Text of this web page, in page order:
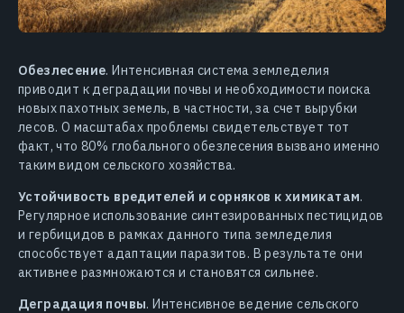
Обезлесение. Интенсивная система земледелия
приводит к деградации почвы и необходимости поиска
новых пахотных земель, в частности, за счет вырубки
лесов. О масштабах проблемы свидетельствует тот
факт, что 80% глобального обезлесения вызвано именно
таким видом сельского хозяйства.
Устойчивость вредителей и сорняков к химикатам.
Регулярное использование синтезированных пестицидов
и гербицидов в рамках данного типа земледелия
способствует адаптации паразитов. В результате они
активнее размножаются и становятся сильнее.
Деградация почвы. Интенсивное ведение сельского